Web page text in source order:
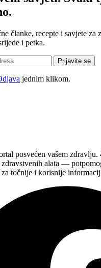
članke, recepte i savjete
i petka.
Prijavite se
jednim klikom.
posvećen vašem zdravlju.
zdravstvenih alata —
točnije i korisnije